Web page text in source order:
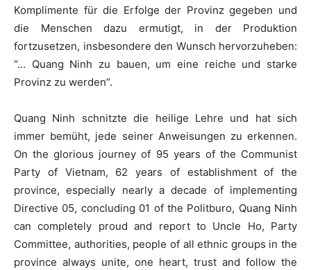
Komplimente für die Erfolge der Provinz gegeben und
die Menschen dazu ermutigt, in der Produktion
fortzusetzen, insbesondere den Wunsch hervorzuheben:
“… Quang Ninh zu bauen, um eine reiche und starke
Provinz zu werden”.
Quang Ninh schnitzte die heilige Lehre und hat sich
immer bemüht, jede seiner Anweisungen zu erkennen.
On the glorious journey of 95 years of the Communist
Party of Vietnam, 62 years of establishment of the
province, especially nearly a decade of implementing
Directive 05, concluding 01 of the Politburo, Quang Ninh
can completely proud and report to Uncle Ho, Party
Committee, authorities, people of all ethnic groups in the
province always unite, one heart, trust and follow the